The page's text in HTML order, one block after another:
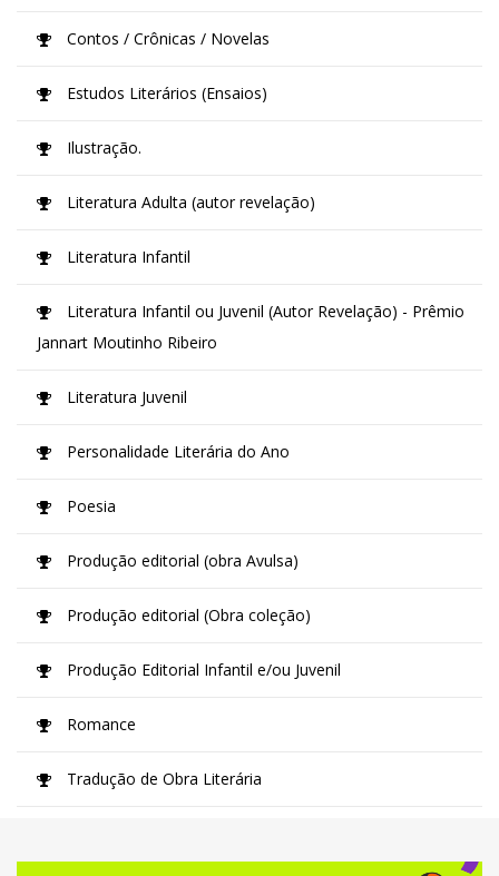
Contos / Crônicas / Novelas
Estudos Literários (Ensaios)
Ilustração.
Literatura Adulta (autor revelação)
Literatura Infantil
Literatura Infantil ou Juvenil (Autor Revelação) - Prêmio
Jannart Moutinho Ribeiro
Literatura Juvenil
Personalidade Literária do Ano
Poesia
Produção editorial (obra Avulsa)
Produção editorial (Obra coleção)
Produção Editorial Infantil e/ou Juvenil
Romance
Tradução de Obra Literária